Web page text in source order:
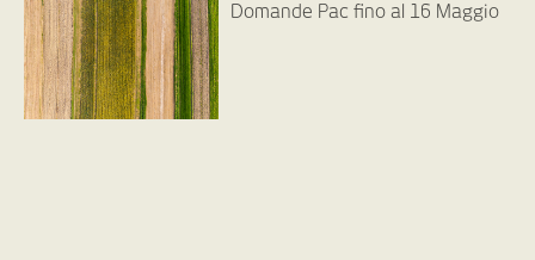
Domande Pac fino al 16 Maggio